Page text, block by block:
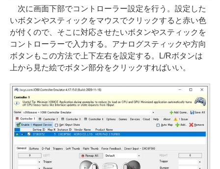
次に画面下部でコントローラー設定を行う。設定した
いボタンやスティックをマウスでクリックすると赤い色
が付くので、そこに対応させたいボタンやスティックを
コントローラーで入力する。アナログスティックや方向
ボタンもこの方法で上下左右を設定する。L/Rボタンは
上から見た絵でボタン部分をクリックすればいい。